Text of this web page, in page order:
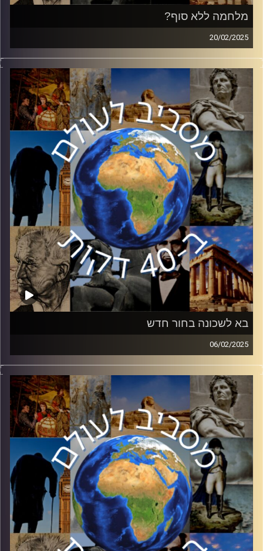
מלחמה ללא סוף?
20/02/2025
השבוע נציין שלוש שנים לפלישתה של רוסיה לאוקראינה
ולפריצת המלחמה הגדולה ביותר באירופה מאז מלחמת העולם
השנייה. לאחר כניסתו מחדש של טראמפ לבית הלבן, נראה כי
המלחמה עולה על מסלול חדש. ראש תחום רוסיה במכון
למחקרי ביטחון לאומי ה INSS ושגריר ישראל לשעבר ברוסיה
ואזרבייג׳ן, ארקדי מילמן, הצטרף אלינו כדי לנסות לענות על
השאלות הרבות בנוגע לעתיד המלחמה
קרדיט תמונות:יוסי מצרי
בא לשכונה בחור חדש
06/02/2025
לאחר שההלם מנפילת משטרו של בשאר אל אסד החל
התפוגג, המצב בסוריה החדשה מתחיל להתבהר לאט לאט.
בפרק זה ד״ר יהודה בלנגה, חוקר במחלקת מזרח תיכון של
אוניברסיטת בר אילן, יסביר על השלכות נפילת משטרו של
בשאר אל אסד ומיהו אחמד א-שרע שהצליח להפיל אותו.
קרדיט תמונות:יוסי מצרי